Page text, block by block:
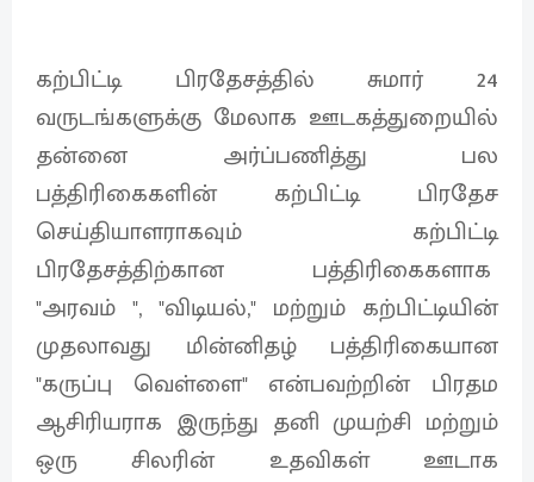
கற்பிட்டி பிரதேசத்தில் சுமார் 24
வருடங்களுக்கு மேலாக ஊடகத்துறையில்
தன்னை அர்ப்பணித்து பல
பத்திரிகைகளின் கற்பிட்டி பிரதேச
செய்தியாளராகவும் கற்பிட்டி
பிரதேசத்திற்கான பத்திரிகைகளாக
"அரவம் ", "விடியல்," மற்றும் கற்பிட்டியின்
முதலாவது மின்னிதழ் பத்திரிகையான
"கருப்பு வெள்ளை" என்பவற்றின் பிரதம
ஆசிரியராக இருந்து தனி முயற்சி மற்றும்
ஒரு சிலரின் உதவிகள் ஊடாக